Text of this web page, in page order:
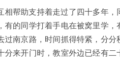
帮助支持着走过了四十多年，
有的同学打着手电在被窝里学，
过南京路，时间抓得特紧，分分
分来开门时，教室外边已经有二